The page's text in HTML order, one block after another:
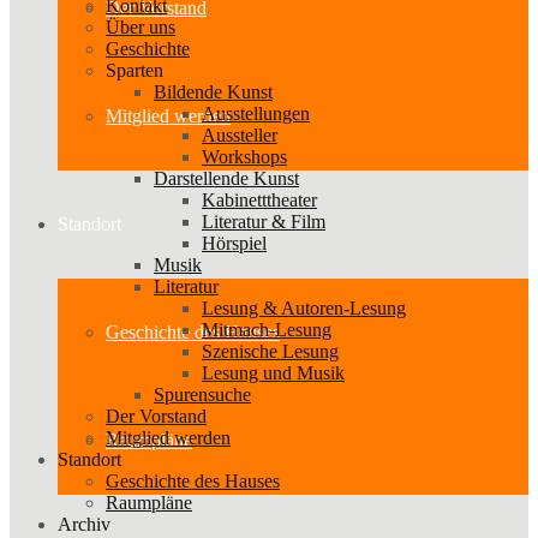
Der Vorstand
Mitglied werden
Standort
Geschichte des Hauses
Raumpläne
Kontakt
Über uns
Geschichte
Sparten
Bildende Kunst
Ausstellungen
Aussteller
Workshops
Darstellende Kunst
Kabinetttheater
Literatur & Film
Hörspiel
Musik
Literatur
Lesung & Autoren-Lesung
Mitmach-Lesung
Szenische Lesung
Lesung und Musik
Spurensuche
Der Vorstand
Mitglied werden
Standort
Geschichte des Hauses
Raumpläne
Archiv